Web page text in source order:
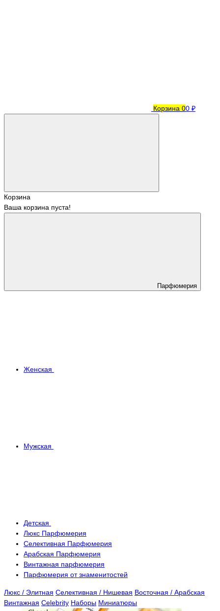
Корзина 00 ₽
Корзина
Ваша корзина пуста!
Парфюмерия
Женская
Мужская
Детская
Люкс Парфюмерия
Селективная Парфюмерия
Арабская Парфюмерия
Винтажная парфюмерия
Парфюмерия от знаменитостей
Люкс / Элитная Селективная / Нишевая Восточная / Арабская
Винтажная Celebrity Наборы Миниатюры